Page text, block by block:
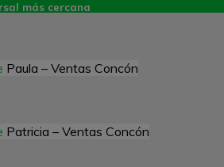
más cercana
Paula – Ventas Concón
Patricia – Ventas Concón